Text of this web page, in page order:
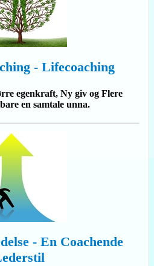
- Lifecoaching
egenkraft, Ny giv og Flere
en samtale unna.
- En Coachende